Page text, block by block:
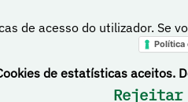
de acesso do utilizador. Se
Política
de estatísticas aceitos.
Rejeitar
está sob uma licença Creative Commons